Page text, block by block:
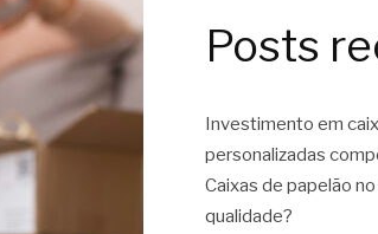
Posts
Investimento em
personalizadas
Caixas de papelão
qualidade?